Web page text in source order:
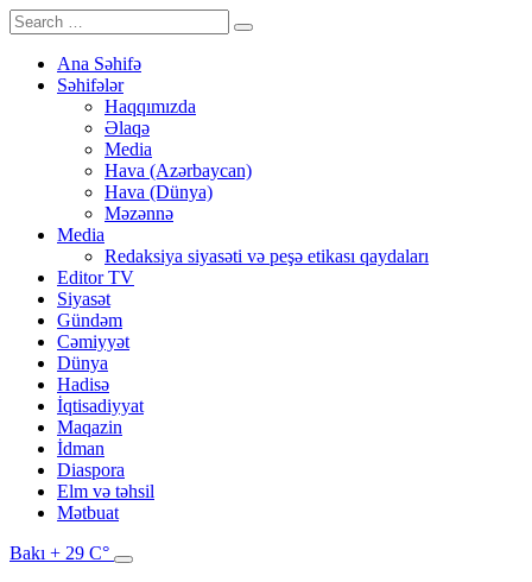
Ana Səhifə
Səhifələr
Haqqımızda
Əlaqə
Media
Hava (Azərbaycan)
Hava (Dünya)
Məzənnə
Media
Redaksiya siyasəti və peşə etikası qaydaları
Editor TV
Siyasət
Gündəm
Cəmiyyət
Dünya
Hadisə
İqtisadiyyat
Maqazin
İdman
Diaspora
Elm və təhsil
Mətbuat
Bakı + 29 C°